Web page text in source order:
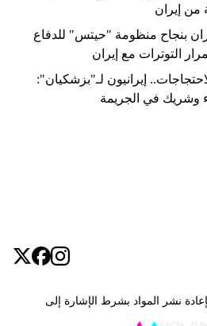
من إيران
بنجاح منظومة "حيتس" للدفاع
التوترات مع إيران
إيرانيون لـ"بزشكيان":
وشريك في الجريمة
نشر المواد بشرط الإشارة إلى